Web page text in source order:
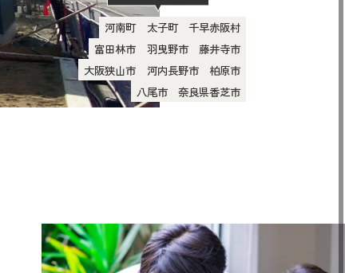
河南町 太子町
千早赤阪村
富田林市
羽曳野市
藤井寺市
大阪狭山市
河内長野市
柏原市
八尾市
奈良県香芝市